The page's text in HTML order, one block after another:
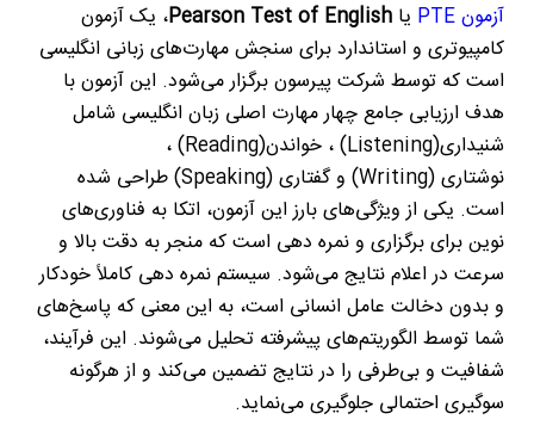
آزمونPTE یا Pearson Test of English، یک آزمون
کامپیوتری و استاندارد برای سنجش مهارت‌های زبانی انگلیسی
است که توسط شرکت پیرسون برگزار می‌شود. این آزمون با
هدف ارزیابی جامع چهار مهارت اصلی زبان انگلیسی شامل
شنیداری(Listening)، خواندن(Reading)،
نوشتاری(Writing) و گفتاری(Speaking)طراحی شده
است. یکی از ویژگی‌های بارز این آزمون، اتکا به فناوری‌های
نوین برای برگزاری و نمره دهی است که منجر به دقت بالا و
سرعت در اعلام نتایج می‌شود. سیستم نمره دهی کاملاً خودکار
و بدون دخالت عامل انسانی است، به این معنی که پاسخ‌های
شما توسط الگوریتم‌های پیشرفته تحلیل می‌شوند. این فرآیند،
شفافیت و بی‌طرفی را در نتایج تضمین می‌کند و از هرگونه
سوگیری احتمالی جلوگیری می‌نماید.